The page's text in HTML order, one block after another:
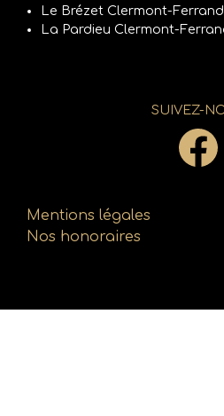
Le Brézet Clermont-Ferrand
La Pardieu Clermont-
SUIVEZ-
Mentions légales
Nos honoraires